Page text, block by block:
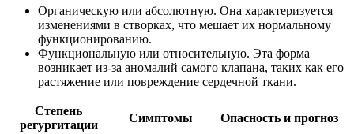
Органическую или абсолютную. Она характеризуется
изменениями в створках, что мешает их нормальному
функционированию.
Функциональную или относительную. Эта форма
возникает из-за аномалий самого клапана, таких как его
растяжение или повреждение сердечной ткани.
Степень
регургитации
Симптомы Опасность и прогноз